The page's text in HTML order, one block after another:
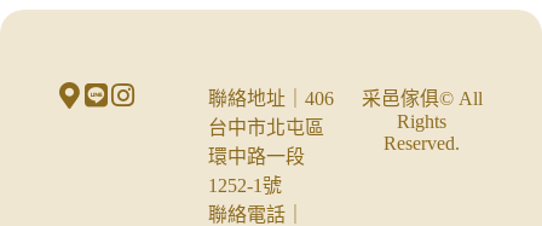
采邑傢俱© All
Rights
Reserved.
聯絡地址｜406
台中市北屯區
環中路一段
1252-1號
聯絡電話｜